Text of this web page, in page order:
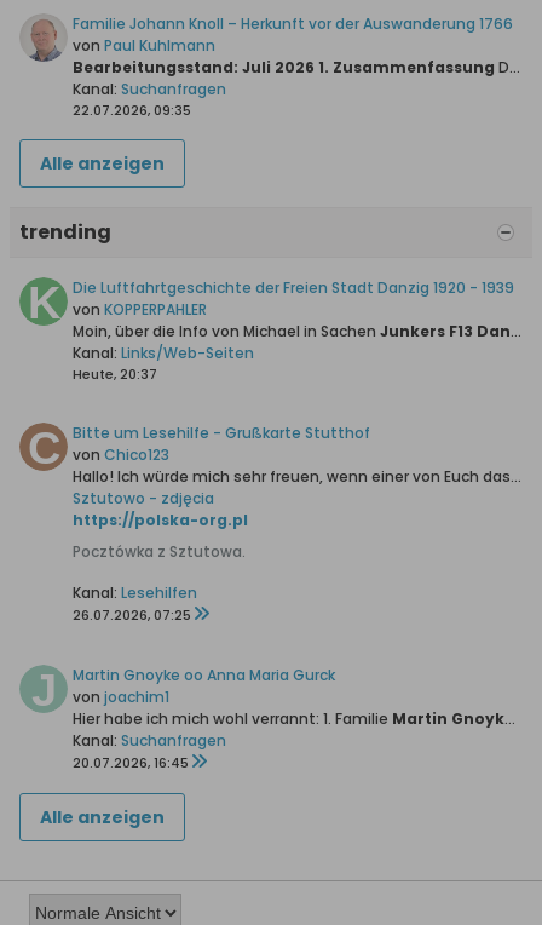
Familie Johann Knoll – Herkunft vor der Auswanderung 1766
von Paul Kuhlmann
Bearbeitungsstand: Juli 2026 1. Zusammenfassung Die vorliegende Untersuchung verfolgt das Ziel, die bislang ungeklärte Herkunft der Familie Johann Knoll vor ihrer Auswanderung in das...
Kanal: Suchanfragen
22.07.2026, 09:35
Alle anzeigen
trending
Die Luftfahrtgeschichte der Freien Stadt Danzig 1920 - 1939
von KOPPERPAHLER
Moin, über die Info von Michael in Sachen Junkers F13 Danziger Luftpost GmbH (Bausatz)
Kanal: Links/Web-Seiten
Heute, 20:37
Bitte um Lesehilfe - Grußkarte Stutthof
von Chico123
Hallo! Ich würde mich sehr freuen, wenn einer von Euch das Handgeschriebene für mich entziffern könnte.
Sztutowo - zdjęcia
https://polska-org.pl
Pocztówka z Sztutowa.
Kanal: Lesehilfen
26.07.2026, 07:25
Martin Gnoyke oo Anna Maria Gurck
von joachim1
Hier habe ich mich wohl verrannt: 1. Familie Martin Gnoyke *13.04.1789 +26.02.1860 oo28.01.1811 Anna Maria Gurck *24.09.1785 + 15.01.1865
Kanal: Suchanfragen
20.07.2026, 16:45
Alle anzeigen